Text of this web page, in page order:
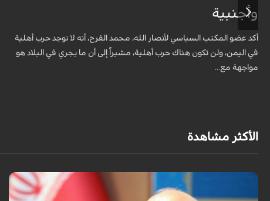
وأجنبية
أكد عضو المكتب السياسي لأنصار الله، محمد الفرح، أنه لا توجد حرب أهلية
في اليمن، ولن تكون هناك حرب أهلية، مشيراً إلى أن ما يجري في البلاد هو
مواجهة مع...
الأكثر مشاهدة